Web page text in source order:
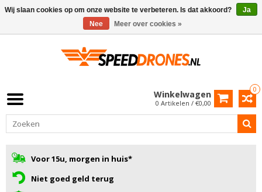
0
Winkelwagen
0 Artikelen / €0,00
Voor 15u, morgen in huis*
Niet goed geld terug
Wij slaan cookies op om onze website te verbeteren. Is dat akkoord?
Ja
Nee
Meer over cookies »